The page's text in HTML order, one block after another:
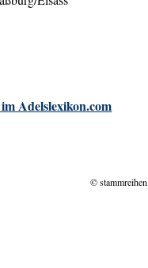
Adelslexikon.com
©